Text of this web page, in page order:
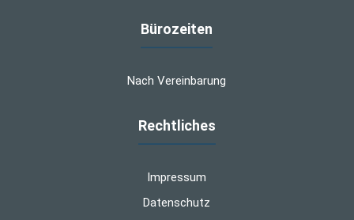
Bürozeiten
Nach Vereinbarung
Rechtliches
Impressum
Datenschutz